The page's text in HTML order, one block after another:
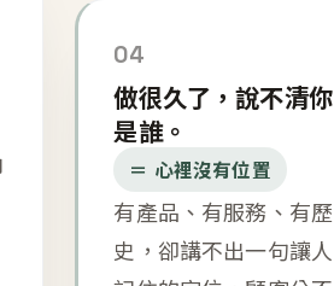
04
做很久了，說不清你
是誰。
＝ 心裡沒有位置
有產品、有服務、有歷
史，卻講不出一句讓人